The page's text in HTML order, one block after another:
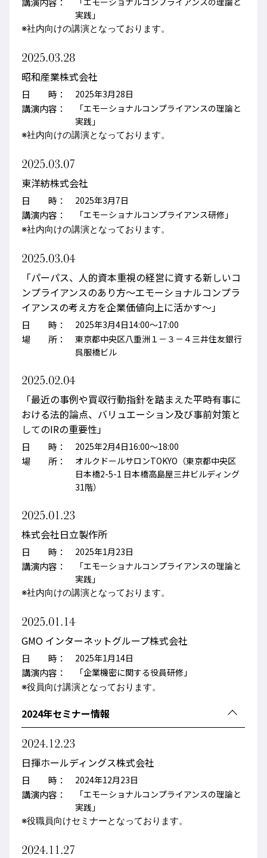
実践」
※社内向けの講演となっております。
2025.03.28
昭和産業株式会社
日 時： 2025年3月28日
講演内容：
「エモーショナルコンプライアンスの理論と
実践」
※社内向けの講演となっております。
2025.03.07
東洋紡株式会社
日 時： 2025年3月7日
講演内容： 「エモーショナルコンプライアンス研修」
※社内向けの講演となっております。
2025.03.04
「パーパス、人的資本重視の経営に資する新しいコ
ンプライアンスのあり方～エモーショナルコンプラ
イアンスの考え方を企業価値向上に活かす～」
日 時： 2025年3月4日14:00～17:00
場 所：
東京都中央区八重洲１－３－４三井住友銀行
呉服橋ビル
2025.02.04
「最近の事例や買収行動指針を踏まえた平時有事に
おける法的論点、バリュエーション及び事前対策と
してのIRの重要性」
日 時： 2025年2月4日16:00～18:00
場 所：
オルクドールサロンTOKYO（東京都中央区
日本橋2-5-1 日本橋高島屋三井ビルディング
31階）
2025.01.23
株式会社日立製作所
日 時： 2025年1月23日
講演内容：
「エモーショナルコンプライアンスの理論と
実践」
※社内向けの講演となっております。
2025.01.14
GMO インターネットグループ株式会社
日 時： 2025年1月14日
講演内容： 「企業機密に関する役員研修」
※役員向け講演となっております。
2024年セミナー情報
2024.12.23
日揮ホールディングス株式会社
日 時： 2024年12月23日
講演内容：
「エモーショナルコンプライアンスの理論と
実践」
※役職員向けセミナーとなっております。
2024.11.27